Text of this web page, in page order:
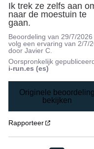
Ik trek ze zelfs aan
naar de moestuin te
gaan.
Beoordeling van 29/7/2026
volg een ervaring van 2/7/
doorJavier C.
Oorspronkelijk
i-run.es (es)
Originele
bekijken
Rapporteer